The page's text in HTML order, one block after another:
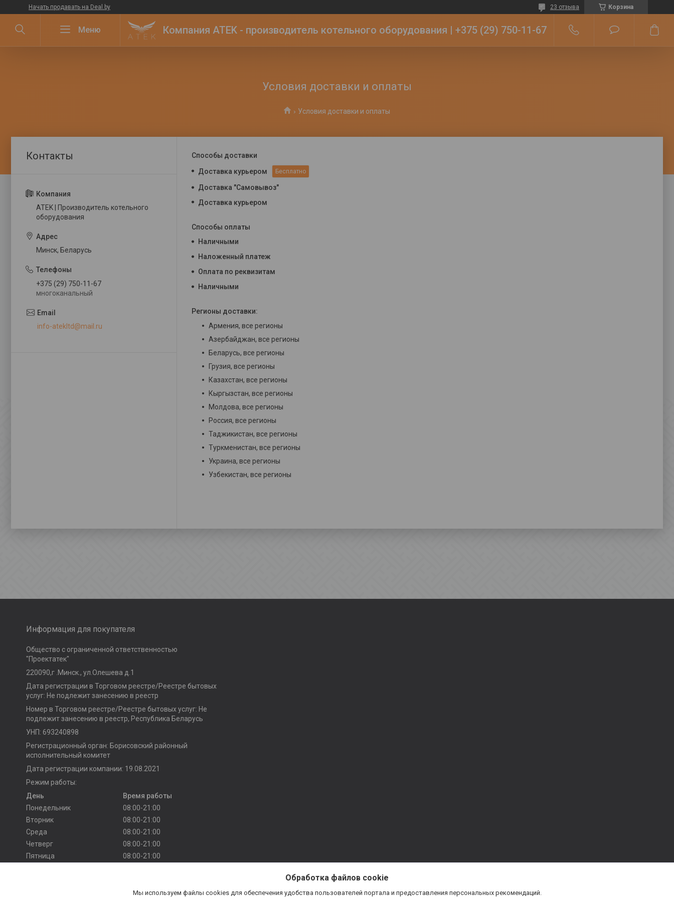
Начать продавать на Deal.by Корзина
23 отзыва
Компания ATEK - производитель котельного оборудования | +375 (29) 750-11-67
Условия доставки и оплаты
Условия доставки и оплаты
Способы доставки
Доставка курьером
Бесплатно
Доставка "Самовывоз"
Доставка курьером
Способы оплаты
Наличными
Наложенный платеж
Оплата по реквизитам
Наличными
Регионы доставки:
Армения, все регионы
Азербайджан, все регионы
Беларусь, все регионы
Грузия, все регионы
Казахстан, все регионы
Кыргызстан, все регионы
Молдова, все регионы
Россия, все регионы
Таджикистан, все регионы
Туркменистан, все регионы
Украина, все регионы
Узбекистан, все регионы
ATEK | Производитель котельного
оборудования
Минск, Беларусь
+375 (29) 750-11-67
многоканальный
info-atekltd@mail.ru
Информация для покупателя
Общество с ограниченной ответственностью
"Проектатек"
220090,г .Минск., ул.Олешева д.1
Дата регистрации в Торговом реестре/Реестре бытовых
услуг: Не подлежит занесению в реестр
Номер в Торговом реестре/Реестре бытовых услуг: Не
подлежит занесению в реестр, Республика Беларусь
УНП: 693240898
Регистрационный орган: Борисовский районный
исполнительный комитет
Дата регистрации компании: 19.08.2021
Режим работы:
День
Время работы
Понедельник
08:00-21:00
Вторник
08:00-21:00
Среда
08:00-21:00
Четверг
08:00-21:00
Пятница
08:00-21:00
Обработка файлов cookie
Мы используем файлы cookies для обеспечения удобства пользователей портала и предоставления персональных рекомендаций.